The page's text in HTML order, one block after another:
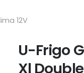
12V
U-Frigo
Xl